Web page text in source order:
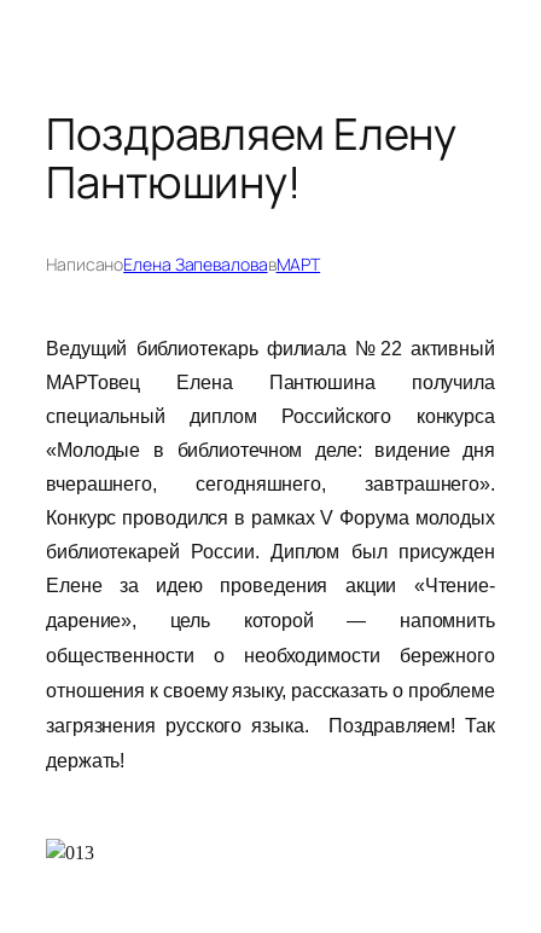
Поздравляем Елену
Пантюшину!
НаписаноЕлена ЗапеваловавМАРТ
Ведущий библиотекарь филиала №22 активный
МАРТовец Елена Пантюшина получила
специальный диплом Российского конкурса
«Молодые в библиотечном деле: видение дня
вчерашнего, сегодняшнего, завтрашнего».
Конкурс проводился в рамках V Форума молодых
библиотекарей России. Диплом был присужден
Елене за идею проведения акции «Чтение-
дарение», цель которой — напомнить
общественности о необходимости бережного
отношения к своему языку, рассказать о проблеме
загрязнения русского языка. Поздравляем! Так
держать!